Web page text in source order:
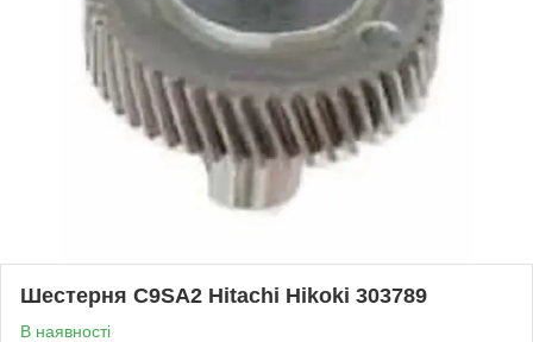
Шестерня C9SA2 Hitachi Hikoki 303789
В наявності